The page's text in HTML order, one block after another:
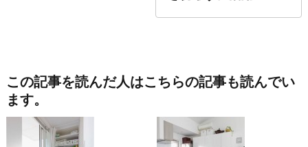
この記事を読んだ人はこちらの記事も読んでい
ます。